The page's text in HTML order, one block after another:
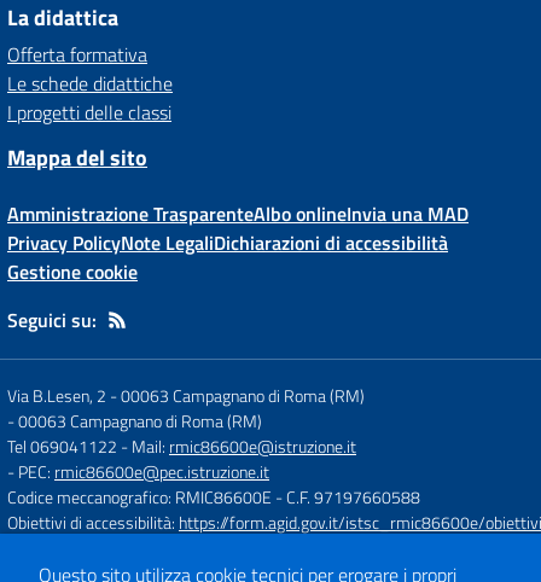
La didattica
Offerta formativa
Le schede didattiche
I progetti delle classi
Mappa del sito
Amministrazione TrasparenteAlbo onlineInvia una MAD
Privacy PolicyNote LegaliDichiarazioni di accessibilità
Gestione cookie
Seguici su:
Via B.Lesen, 2 - 00063 Campagnano di Roma (RM)
-00063 Campagnano di Roma (RM)
Tel 069041122 - Mail: rmic86600e@istruzione.it
- PEC: rmic86600e@pec.istruzione.it
Codice meccanografico: RMIC86600E - C.F. 97197660588
Obiettivi di accessibilità: https://form.agid.gov.it/istsc_rmic86600e/obiettivi
Questo sito utilizza cookie tecnici per erogare i propri